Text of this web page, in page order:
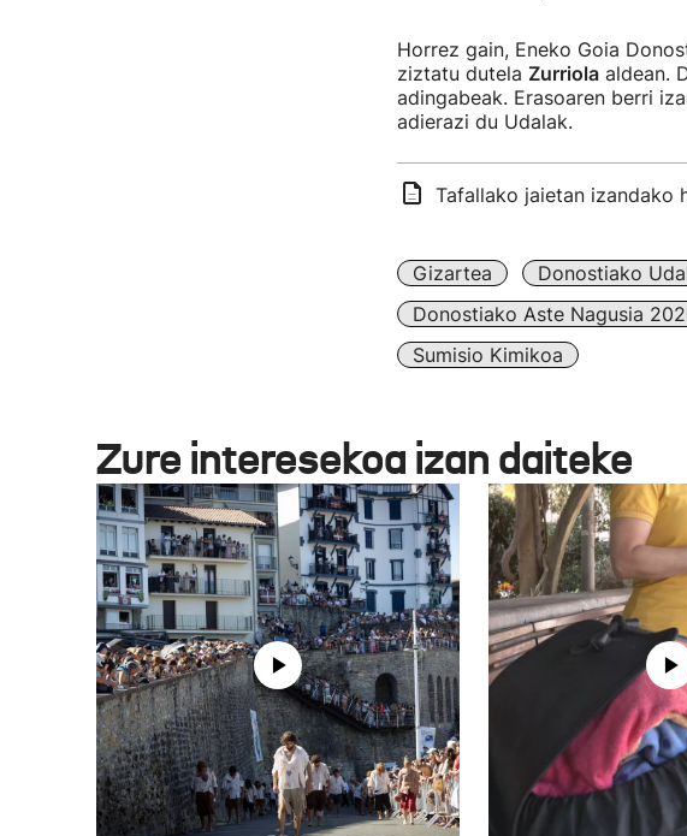
Horrez gain, Eneko Goia
ziztatu dutela Zurriolaaldean.
adingabeak. Erasoaren berri
adierazi du Udalak.
Tafallako jaietan izandako
Gizartea Donostiako
Donostiako Aste Nagusia
Sumisio Kimikoa
Zure interesekoa izan daiteke